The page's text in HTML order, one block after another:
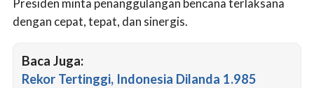
Presiden minta penanggulangan bencana terlaksana
dengan cepat, tepat, dan sinergis.
Baca Juga:
Rekor Tertinggi, Indonesia Dilanda 1.985